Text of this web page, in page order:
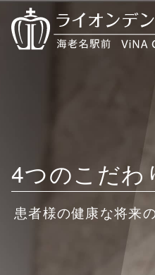
4つのこだわ
患者様の健康な将来